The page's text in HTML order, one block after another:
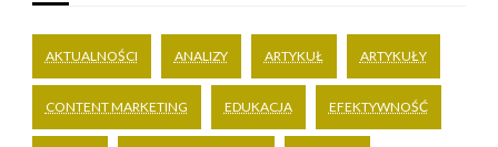
AKTUALNOŚCI ANALIZY ARTYKUŁ ARTYKUŁY
CONTENT MARKETING EDUKACJA EFEKTYWNOŚĆ